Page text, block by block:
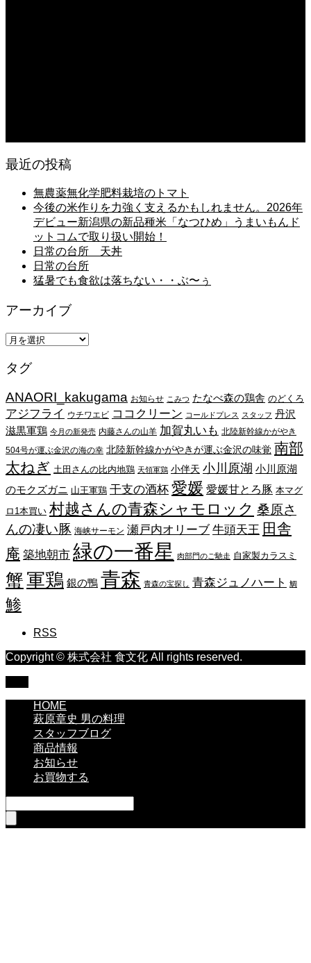
最近の投稿
無農薬無化学肥料栽培のトマト
今後の米作りを力強く支えるかもしれません。2026年
デビュー新潟県の新品種米「なつひめ」うまいもんド
ットコムで取り扱い開始！
日常の台所 天丼
日常の台所
猛暑でも食欲は落ちない・・ぶ〜ぅ
アーカイブ
ア
カ
ブ
タグ
ANAORI_kakugama お知らせ こみつ たなべ森の鶏舎 のどくろ
アジフライ ウチワエビ ココクリーン コールドプレス スタッフ 丹沢
滋黒軍鶏 今月の新発売 内藤さんの山羊 加賀丸いも 北陸新幹線かがやき
504号が運ぶ金沢の海の幸 北陸新幹線かがやきが運ぶ金沢の味覚 南部
太ねぎ 土田さんの比内地鶏 天領軍鶏 小伴天 小川原湖 小川原湖
のモクズガニ 山王軍鶏 干支の酒杯 愛媛 愛媛甘とろ豚 本マグ
ロ1本買い 村越さんの青森シャモロック 桑原さ
んの凄い豚 海峡サーモン 瀬戸内オリーブ 牛頭天王 田舎
庵 築地朝市 緑の一番星 肉部門のご馳走 自家製カラスミ
蟹軍鶏 銀の鴨 青森 青森の宝探し 青森ジュノハート 鯛
鯵
RSS
Copyright © 株式会社 食文化 All rights reserved.
HOME
萩原章史 男の料理
スタッフブログ
商品情報
お知らせ
お買物する